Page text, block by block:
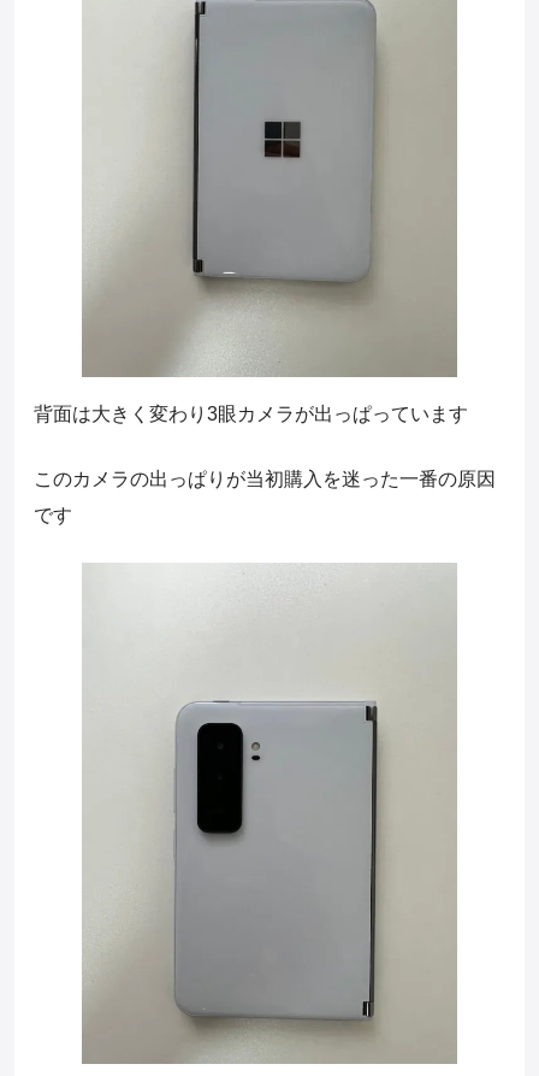
背面は大きく変わり3眼カメラが出っぱっています
このカメラの出っぱりが当初購入を迷った一番の原因
です